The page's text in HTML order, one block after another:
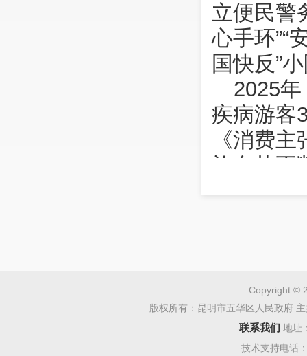
立便民警
心手环”“
国快反”
2025
疾病游客
《消费
旅名片不
解涉旅
2025
生“民转
Copyright ©
版权所有：昆明市五华区人民政府
联系我们 地址
技术支持电话